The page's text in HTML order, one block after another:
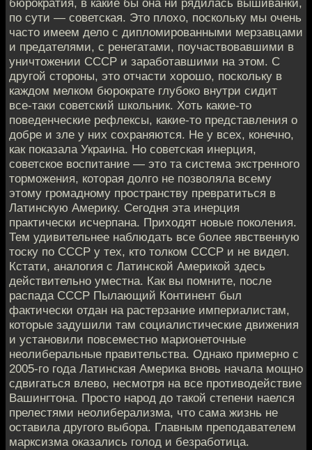
бюрократия, в какие бы она ни рядилась вышиванки,
по сути — советская. Это плохо, поскольку мы очень
часто имеем дело с дипломированными мерзавцами
и предателями, с ренегатами, поучаствовавшими в
уничтожении СССР и заработавшими на этом. С
другой стороны, это отчасти хорошо, поскольку в
каждом мелком бюрократе глубоко внутри сидит
все-таки советский школьник. Хоть какие-то
поведенческие рефлексы, какие-то представления о
добре и зле у них сохраняются. Не у всех, конечно,
как показала Украина. Но советская инерция,
советское воспитание — это та система экстренного
торможения, которая долго не позволяла всему
этому громадному пространству превратиться в
Латинскую Америку. Сегодня эта инерция
практически исчерпана. Приходят новые поколения.
Тем удивительнее наблюдать все более явственную
тоску по СССР у тех, кто толком СССР и не видел.
Кстати, аналогия с Латинской Америкой здесь
действительно уместна. Как вы помните, после
распада СССР Пылающий Континент был
фактически отдан на растерзание империалистам,
которые задушили там социалистические движения
и установили повсеместно марионеточные
неолиберальные правительства. Однако примерно с
2005-го года Латинская Америка вновь начала мощно
сдвигаться влево, несмотря на все противодействие
Вашингтона. Просто народ до такой степени наелся
прелестями неолиберализма, что сама жизнь не
оставила другого выбора. Главным преподавателем
марксизма оказались голод и безработица.